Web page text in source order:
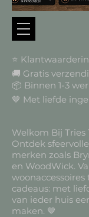
⭐
🚚 Gratis
📦 Binnen 1-3
🤎 Met liefde
Welkom Bij Tries
Ontdek
merken zoals
en WoodWick.
woonaccessoires
cadeaus: met
van ieder huis
maken. 🤎